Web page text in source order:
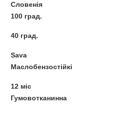
Словенія
100 град.
40 град.
Sava
Маслобензостійкі
12 міс
Гумовотканинна